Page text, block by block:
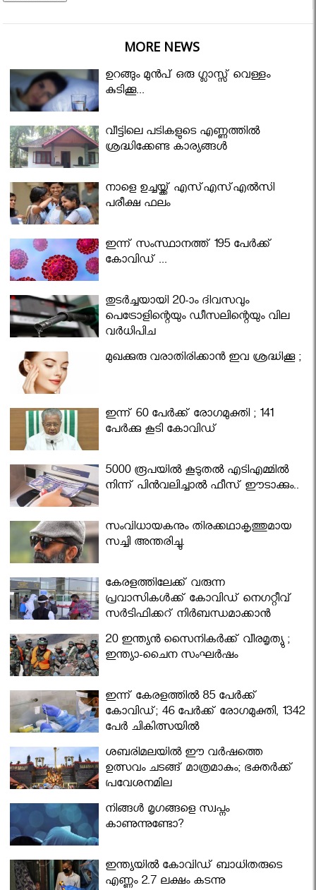
MORE NEWS
ഉറങ്ങും മുന്‍പ് ഒരു ഗ്ലാസ്സ് വെള്ളം
കുടിക്കൂ...
വീട്ടിലെ പടികളുടെ എണ്ണത്തിൽ
ശ്രദ്ധിക്കേണ്ട കാര്യങ്ങൾ
നാളെ ഉച്ചയ്ക്ക് എസ്എസ്എല്‍സി
പരീക്ഷ ഫലം
ഇന്ന് സംസ്ഥാനത്ത് 195 പേര്‍ക്ക്
കോവിഡ് ...
തുടർച്ചയായി 20-ാം ദിവസവും
പെട്രോളിന്റെയും ഡീസലിന്റെയും വില
വര്‍ധിപ്പിച്ചു
മുഖക്കുരു വരാതിരിക്കാന്‍ ഇവ ശ്രദ്ധിക്കൂ ;
ഇന്ന് 60 പേർക്ക് രോഗമുക്തി ; 141
പേര്‍ക്കു കൂടി കോവിഡ്
5000 രൂപയിൽ കൂടുതൽ എടിഎമ്മിൽ
നിന്ന് പിൻവലിച്ചാൽ ഫീസ് ഈടാക്കും..
സംവിധായകനും തിരക്കഥാകൃത്തുമായ
സച്ചി അന്തരിച്ചു.
കേരളത്തിലേക്ക് വരുന്ന
പ്രവാസികള്‍ക്ക് കോവിഡ് നെഗറ്റീവ്
സര്‍ട്ടിഫിക്കറ്റ് നിർബന്ധമാക്കാൻ
മന്ത്രിസഭ
20 ഇന്ത്യൻ സൈനികർക്ക് വീരമൃത്യു ;
ഇന്ത്യാ-ചൈന സംഘർഷം
ഇന്ന് കേരളത്തിൽ 85 പേർക്ക്
കോവിഡ്; 46 പേർക്ക് രോഗമുക്തി, 1342
പേർ ചികിത്സയിൽ
ശബരിമലയില്‍ ഈ വർഷത്തെ
ഉത്സവം ചടങ്ങ് മാത്രമാകും; ഭക്തർക്ക്
പ്രവേശനമില്ല
നിങ്ങള്‍ മൃഗങ്ങളെ സ്വപ്നം
കാണുന്നുണ്ടോ?
ഇന്ത്യയിൽ കോവിഡ് ബാധിതരുടെ
എണ്ണം 2.7 ലക്ഷം കടന്നു